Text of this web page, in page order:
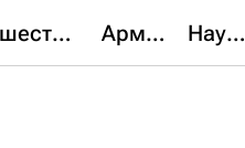
Происшествия Армия Наука